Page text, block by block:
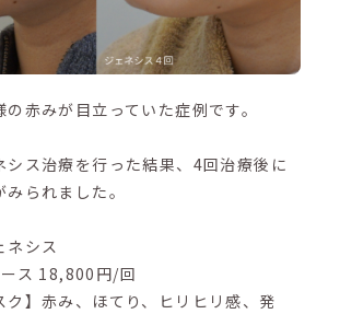
赤みが目立っていた症例です。
シス治療を行った結果、4回治療後に
られました。
ネシス
ース 18,800円/回
ク】赤み、ほてり、ヒリヒリ感、発